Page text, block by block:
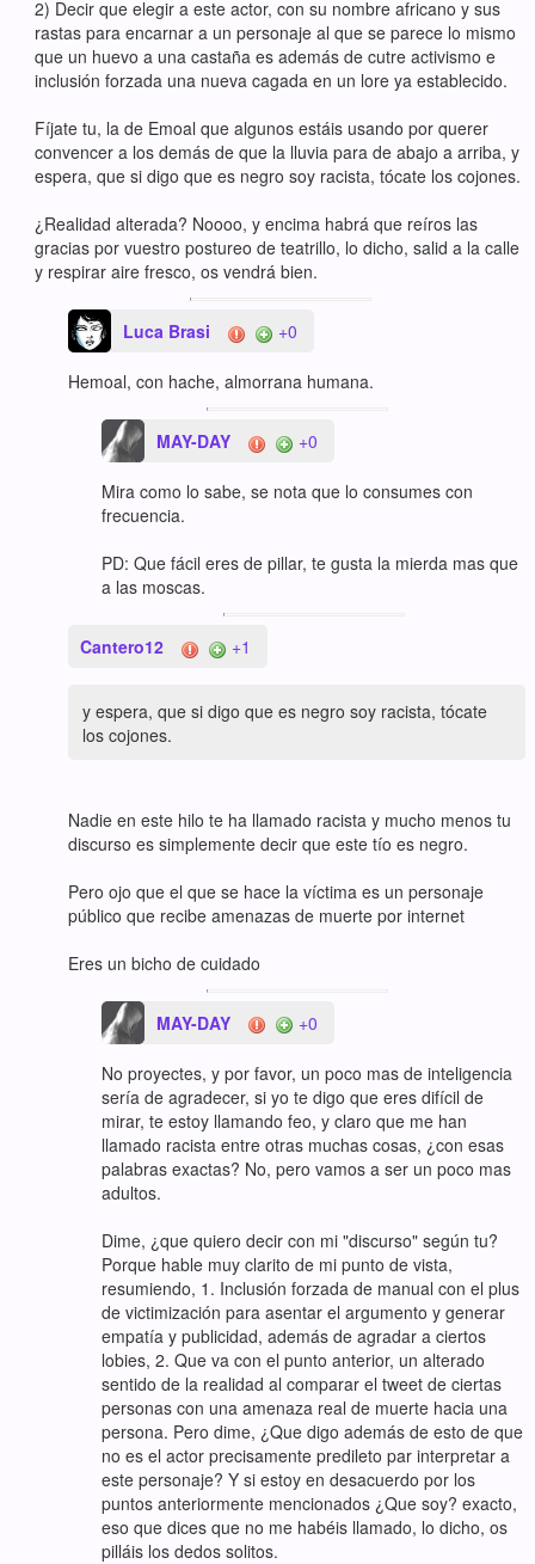
2) Decir que elegir a este actor, con su nombre africano y sus
rastas para encarnar a un personaje al que se parece lo mismo
que un huevo a una castaña es además de cutre activismo e
inclusión forzada una nueva cagada en un lore ya establecido.
Fíjate tu, la de Emoal que algunos estáis usando por querer
convencer a los demás de que la lluvia para de abajo a arriba, y
espera, que si digo que es negro soy racista, tócate los cojones.
¿Realidad alterada? Noooo, y encima habrá que reíros las
gracias por vuestro postureo de teatrillo, lo dicho, salid a la calle
y respirar aire fresco, os vendrá bien.
Luca Brasi +0
Hemoal, con hache, almorrana humana.
MAY-DAY +0
Mira como lo sabe, se nota que lo consumes con
frecuencia.
PD: Que fácil eres de pillar, te gusta la mierda mas que
a las moscas.
Cantero12 +1
y espera, que si digo que es negro soy racista, tócate
los cojones.
Nadie en este hilo te ha llamado racista y mucho menos tu
discurso es simplemente decir que este tío es negro.
Pero ojo que el que se hace la víctima es un personaje
público que recibe amenazas de muerte por internet
Eres un bicho de cuidado
MAY-DAY +0
No proyectes, y por favor, un poco mas de inteligencia
sería de agradecer, si yo te digo que eres difícil de
mirar, te estoy llamando feo, y claro que me han
llamado racista entre otras muchas cosas, ¿con esas
palabras exactas? No, pero vamos a ser un poco mas
adultos.
Dime, ¿que quiero decir con mi "discurso" según tu?
Porque hable muy clarito de mi punto de vista,
resumiendo, 1. Inclusión forzada de manual con el plus
de victimización para asentar el argumento y generar
empatía y publicidad, además de agradar a ciertos
lobies, 2. Que va con el punto anterior, un alterado
sentido de la realidad al comparar el tweet de ciertas
personas con una amenaza real de muerte hacia una
persona. Pero dime, ¿Que digo además de esto de que
no es el actor precisamente predileto par interpretar a
este personaje? Y si estoy en desacuerdo por los
puntos anteriormente mencionados ¿Que soy? exacto,
eso que dices que no me habéis llamado, lo dicho, os
pilláis los dedos solitos.